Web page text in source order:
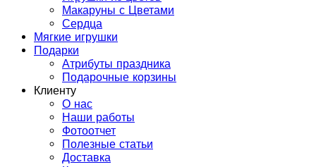
Макаруны с Цветами
Сердца
Мягкие игрушки
Подарки
Атрибуты праздника
Подарочные корзины
Клиенту
О нас
Наши работы
Фотоотчет
Полезные статьи
Доставка